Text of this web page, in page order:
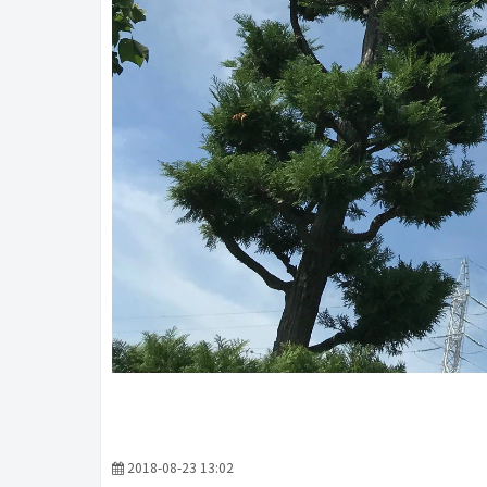
2018-08-23 13:02